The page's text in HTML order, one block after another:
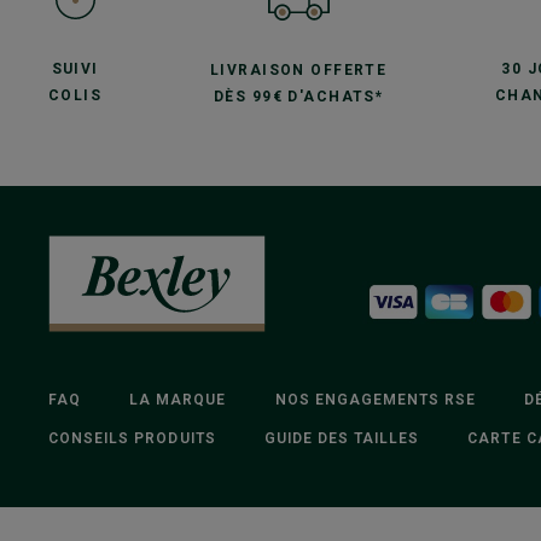
SUIVI
COLIS
LIVRAISON OFFERTE
DÈS 99€ D'ACHATS*
30
FAQ LA MARQUE NOS ENGAGEMENTS RSE
CONSEILS PRODUITS GUIDE DES TAILLES CARTE